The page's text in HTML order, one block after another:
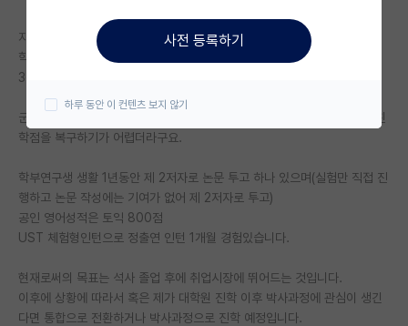
미국 대학원 합격 후기 게시판
대학원생 모집 게시판
연구실(PI) 홍보 게시판
임용 정보 게시판
학부 인턴 게시판
취업 게시판
임용 후기 게시판
지거국(ㅊㄴ대) 농대에서 학점 3.4/4.5 구요. 이번달 졸업 예정자입니다.
학점에 대한 특이점은 1,2학년때는 성적이 좀 많이 낮지만 3,4학년은 최소
3점 극후반대 이상입니다.
군복학 이후에 정신을 빠짝 차리고 열심히 살아가는 학생이나 2년동안 망친
학점을 복구하기가 어렵더라구요.
학부연구생 생활 1년동안 제 2저자로 논문 투고 하나 있으며(실험만 직접 진
행하고 논문 작성에는 기여가 없어 제 2저자로 투고)
공인 영어성적은 토익 800점
UST 체험형인턴으로 정출연 인턴 1개월 경험있습니다.
현재로써의 목표는 석사 졸업 후에 취업시장에 뛰어드는 것입니다.
이후에 상황에 따라서 혹은 제가 대학원 진학 이후 박사과정에 관심이 생긴
다면 통합으로 전환하거나 박사과정으로 진학 예정입니다.
사전 등록하기
하루 동안 이 컨텐츠 보지 않기